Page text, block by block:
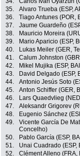
35.
Alvaro Trueba (ESP,
36.
Tiago Antunes (POR,
37.
Jaume Guardeño
38.
Mauricio Moreira
39.
Mario Aparicio (ESP,
40.
Lukas Meiler (GER,
41.
Calum Johnston
42.
Mikel Mujika (ESP,
43.
David Delgado (ESP,
44.
Antonio Jesús Soto
45.
Anton Schiffer (GER,
46.
Lars Quaedvlieg
47.
Aleksandr Grigorev
48.
Eugenio Sánchez
49.
Vicente García De
Concelho)
50. Pablo García (ESP,
51.
Unai Cuadrado (ESP,
52.
Clément Alleno (FRA,